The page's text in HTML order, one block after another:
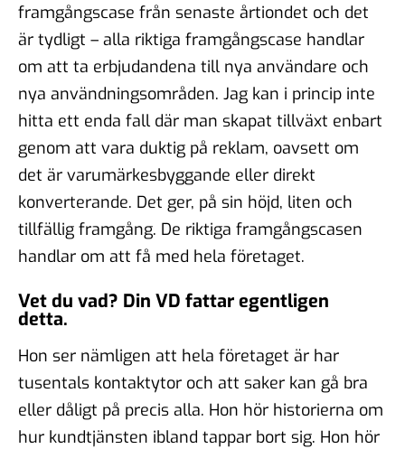
framgångscase från senaste årtiondet och det
är tydligt – alla riktiga framgångscase handlar
om att ta erbjudandena till nya användare och
nya användningsområden. Jag kan i princip inte
hitta ett enda fall där man skapat tillväxt enbart
genom att vara duktig på reklam, oavsett om
det är varumärkesbyggande eller direkt
konverterande. Det ger, på sin höjd, liten och
tillfällig framgång. De riktiga framgångscasen
handlar om att få med hela företaget.
Vet du vad? Din VD fattar egentligen
detta.
Hon ser nämligen att hela företaget är har
tusentals kontaktytor och att saker kan gå bra
eller dåligt på precis alla. Hon hör historierna om
hur kundtjänsten ibland tappar bort sig. Hon hör